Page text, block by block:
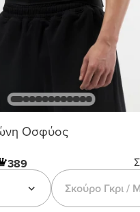
Οσφύος
389
Σκούρο Γκρι /